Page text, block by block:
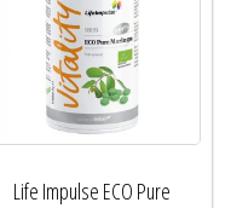
Life Impulse ECO Pure